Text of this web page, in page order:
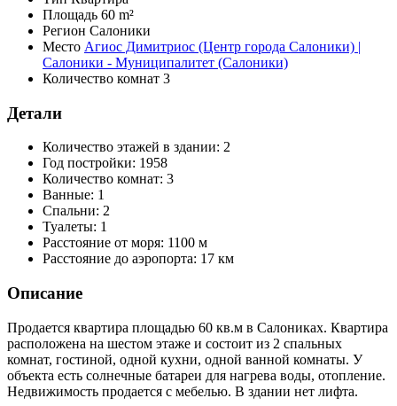
Площадь 60 m²
Регион Салоники
Место Агиос Димитриос (Центр города Салоники) |
Салоники - Муниципалитет (Салоники)
Количество комнат 3
Детали
Количество этажей в здании: 2
Год постройки: 1958
Количество комнат: 3
Ванные: 1
Спальни: 2
Туалеты: 1
Расстояние от моря: 1100 м
Расстояние до аэропорта: 17 км
Описание
Продается квартира площадью 60 кв.м в Салониках. Квартира
расположена на шестом этаже и состоит из 2 спальных
комнат, гостиной, одной кухни, одной ванной комнаты. У
объекта есть солнечные батареи для нагрева воды, отопление.
Недвижимость продается с мебелью. В здании нет лифта.